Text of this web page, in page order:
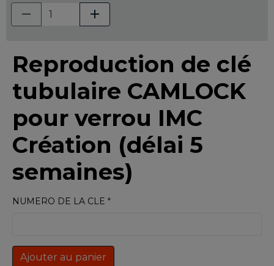
Reproduction de clé
tubulaire CAMLOCK
pour verrou IMC
Création (délai 5
semaines)
NUMERO DE LA CLE
Ajouter au panier